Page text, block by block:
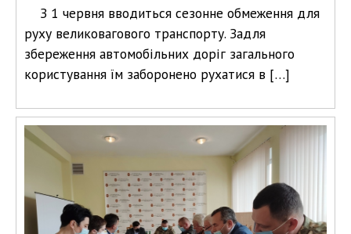
З 1 червня вводиться сезонне обмеження для
руху великовагового транспорту. Задля
збереження автомобільних доріг загального
користування їм заборонено рухатися в […]